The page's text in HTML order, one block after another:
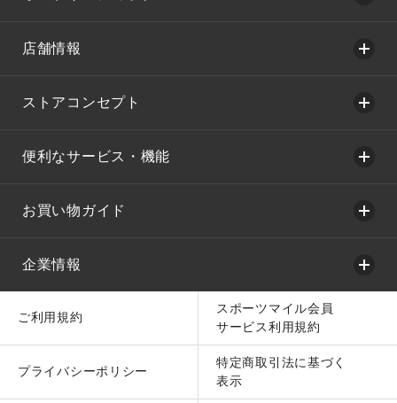
店舗情報
ストアコンセプト
便利なサービス・機能
お買い物ガイド
企業情報
ご利用規約
スポーツマイル会員
サービス利用規約
プライバシーポリシー
特定商取引法に基づく
表示